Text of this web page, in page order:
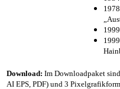
Download: Im Downloadpaket
AI EPS, PDF) und 3